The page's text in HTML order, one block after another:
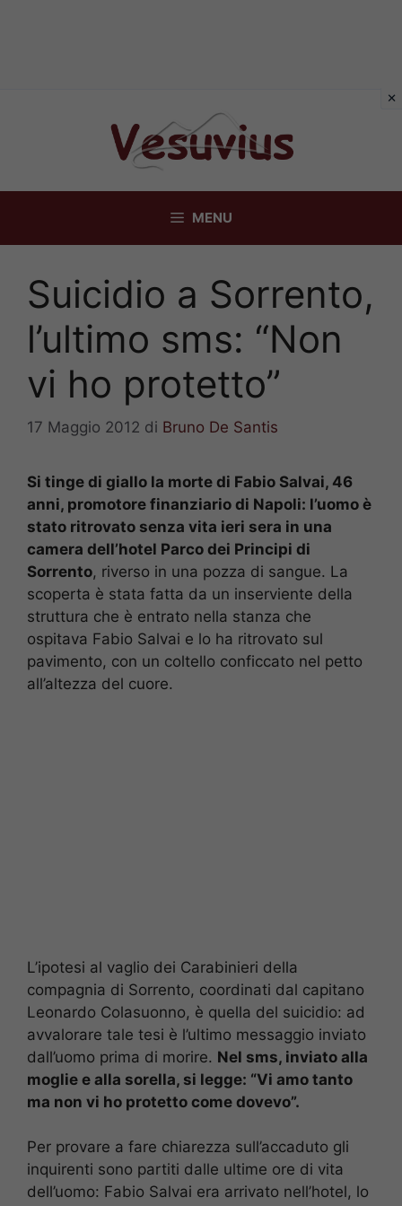
MENU
Suicidio a Sorrento,
l’ultimo sms: “Non
vi ho protetto”
17 Maggio 2012 di Bruno De Santis
Si tinge di giallo la morte di Fabio Salvai, 46
anni, promotore finanziario di Napoli: l’uomo è
stato ritrovato senza vita ieri sera in una
camera dell’hotel Parco dei Principi di
Sorrento, riverso in una pozza di sangue. La
scoperta è stata fatta da un inserviente della
struttura che è entrato nella stanza che
ospitava Fabio Salvai e lo ha ritrovato sul
pavimento, con un coltello conficcato nel petto
all’altezza del cuore.
L’ipotesi al vaglio dei Carabinieri della
compagnia di Sorrento, coordinati dal capitano
Leonardo Colasuonno, è quella del suicidio: ad
avvalorare tale tesi è l’ultimo messaggio inviato
dall’uomo prima di morire. Nel sms, inviato alla
moglie e alla sorella, si legge: “Vi amo tanto
ma non vi ho protetto come dovevo”.
Per provare a fare chiarezza sull’accaduto gli
inquirenti sono partiti dalle ultime ore di vita
dell’uomo: Fabio Salvai era arrivato nell’hotel, lo